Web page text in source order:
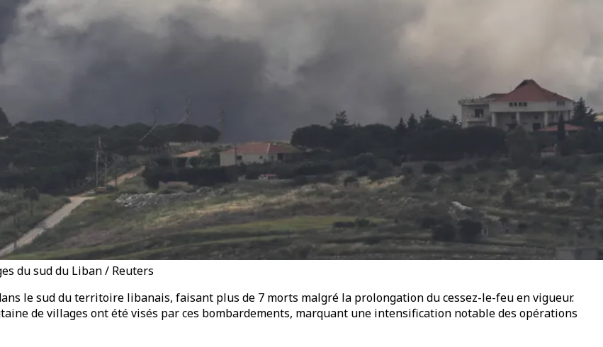
du sud du Liban / Reuters
le sud du territoire libanais, faisant plus de 7 morts malgré la prolongation du cessez-le-feu en vigueur.
de villages ont été visés par ces bombardements, marquant une intensification notable des opérations